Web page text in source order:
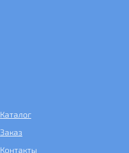
Каталог
Заказ
Контакты